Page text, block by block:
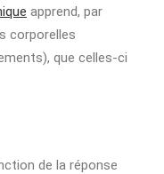
apprend, par
corporelles
que celles-ci
de la réponse